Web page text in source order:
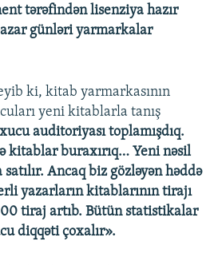
tərəfindən lisenziya hazır
günləri yarmarkalar
ki, kitab yarmarkasının
yeni kitablarla tanış
auditoriyası toplamışdıq.
kitablar buraxırıq… Yeni nəsil
Ancaq biz gözləyən həddə
yazarların kitablarının tirajı
tiraj artıb. Bütün statistikalar
diqqəti çoxalır».